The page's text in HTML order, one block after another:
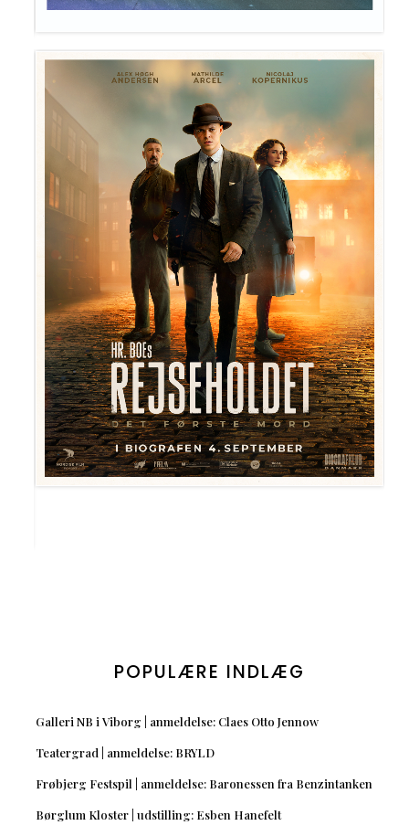
POPULÆRE INDLÆG
Galleri NB i Viborg | anmeldelse: Claes Otto Jennow
Teatergrad | anmeldelse: BRYLD
Frøbjerg Festspil | anmeldelse: Baronessen fra Benzintanken
Børglum Kloster | udstilling: Esben Hanefelt